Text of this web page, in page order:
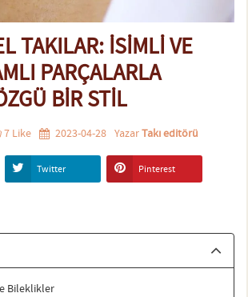
TAKILAR: İSIMLI VE
PARÇALARLA
BIR STIL
7 Like 2023-04-28 YazarTakı editörü
Twitter Pinterest
Bileklikler